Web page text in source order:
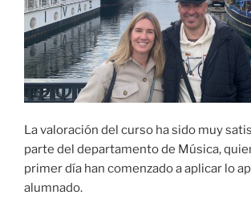
La valoración del curso ha sido muy
parte del departamento de Música,
primer día han comenzado a aplicar lo
alumnado.